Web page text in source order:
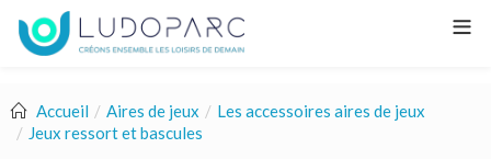
Accueil Aires de jeux
Les accessoires aires de jeux
Jeux ressort et bascules